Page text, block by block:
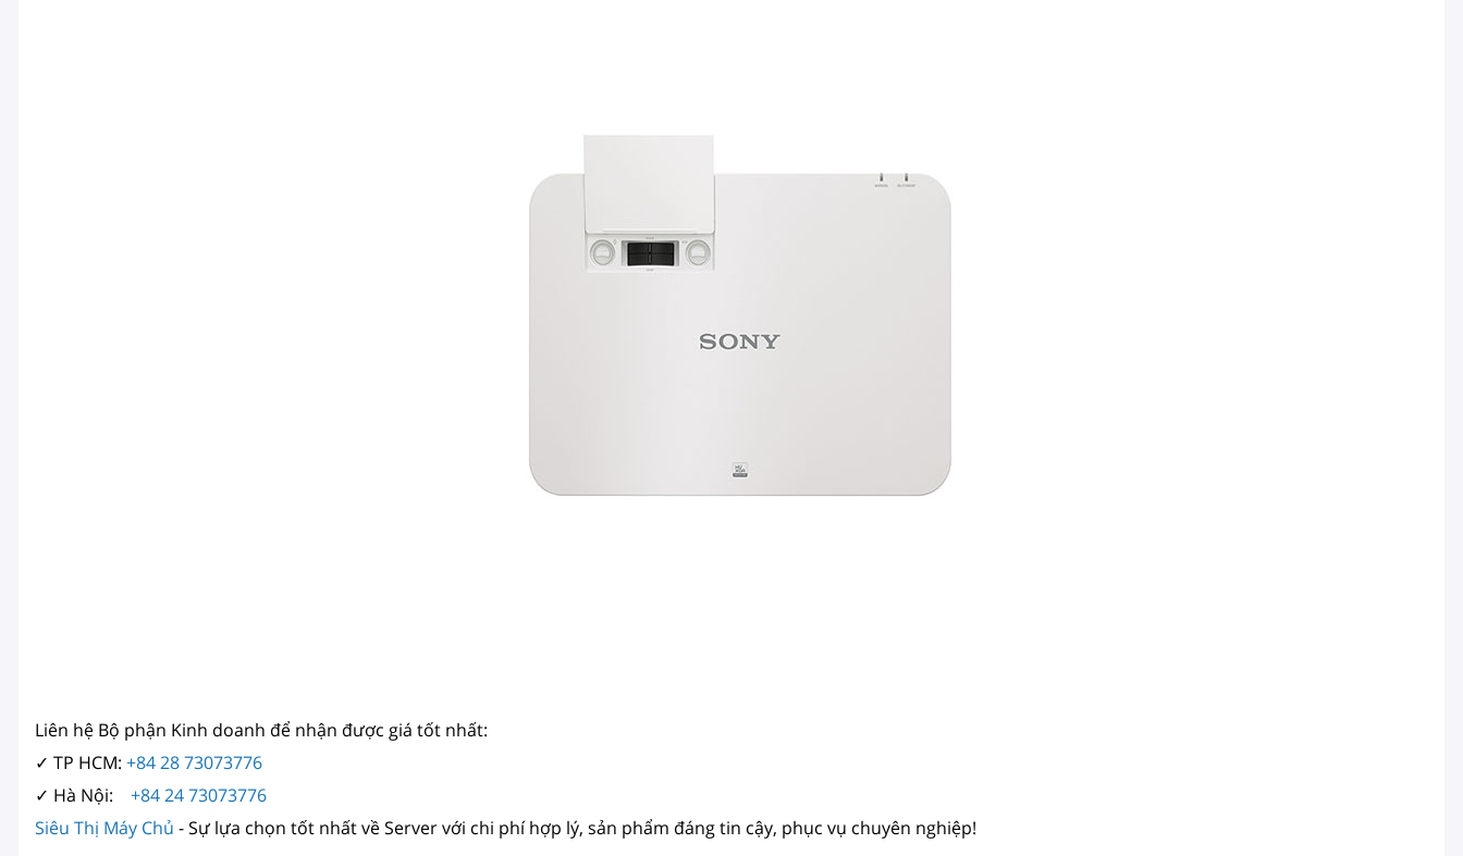
Liên hệ Bộ phận Kinh doanh để nhận được giá tốt nhất:
✓ TP HCM: +84 28 73073776
✓ Hà Nội: +84 24 73073776
Siêu Thị Máy Chủ - Sự lựa chọn tốt nhất về Server với chi phí hợp lý, sản phẩm đáng tin cậy, phục vụ chuyên nghiệp!